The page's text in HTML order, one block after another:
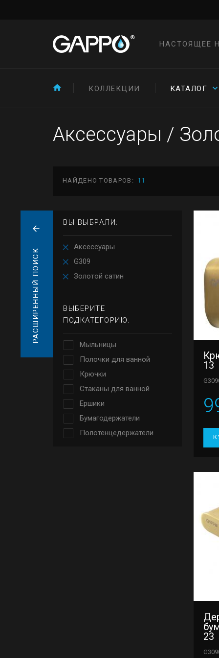
НАСТОЯЩЕЕ
КОЛЛЕКЦИИ КАТАЛОГ
Аксессуары /
НАЙДЕНО ТОВАРОВ: 11
РАСШИРЕННЫЙ ПОИСК
ВЫ ВЫБРАЛИ:
Аксессуары
G309
Золотой сатин
ВЫБЕРИТЕ
ПОДКАТЕГОРИЮ:
Мыльницы
Полочки для ванной
Крючки
Стаканы для ванной
Ершики
Бумагодержатели
Полотенцедержатели
13
23